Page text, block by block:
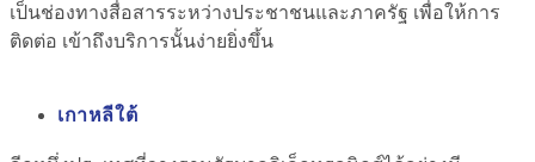
เป็นช่องทางสื่อสารระหว่างประชาชนและภาครัฐ เพื่อให้การ
ติดต่อ เข้าถึงบริการนั้นง่ายยิ่งขึ้น
เกาหลีใต้